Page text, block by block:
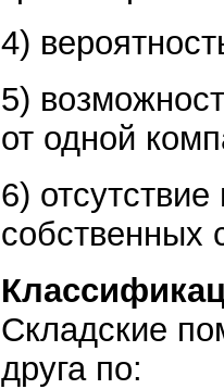
4)
5)
от одной
6)
собственных
Складские
друга по: